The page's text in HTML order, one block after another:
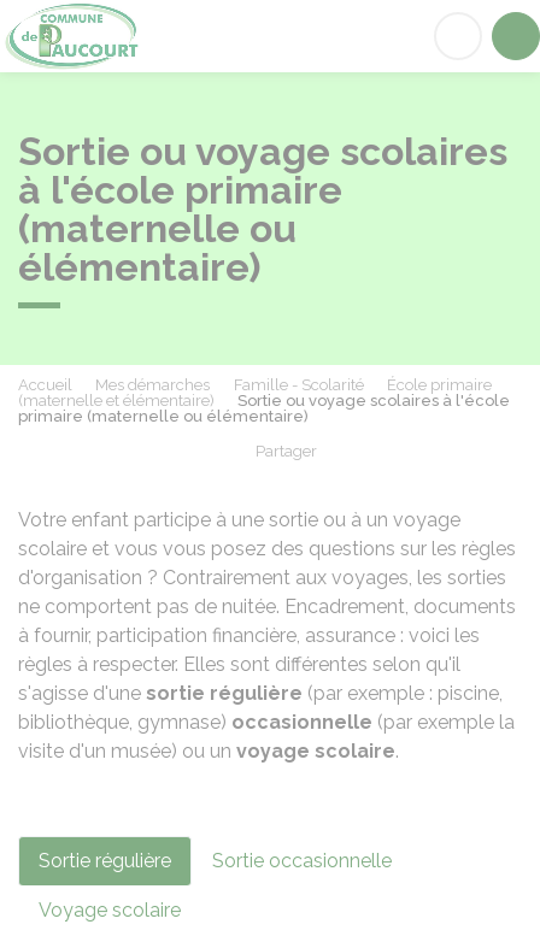
Sortie ou voyage scolaires
à l'école primaire
(maternelle ou
élémentaire)
Accueil Mes démarches Famille - Scolarité
École primaire
(maternelle et élémentaire)
Sortie ou voyage scolaires à l'école
primaire (maternelle ou élémentaire)
Partager
Votre enfant participe à une sortie ou à un voyage
scolaire et vous vous posez des questions sur les règles
d'organisation ? Contrairement aux voyages, les sorties
ne comportent pas de nuitée. Encadrement, documents
à fournir, participation financière, assurance : voici les
règles à respecter. Elles sont différentes selon qu'il
s'agisse d'une sortie régulière (par exemple : piscine,
bibliothèque, gymnase) occasionnelle (par exemple la
visite d'un musée) ou un voyage scolaire.
Sortie régulière Sortie occasionnelle
Voyage scolaire